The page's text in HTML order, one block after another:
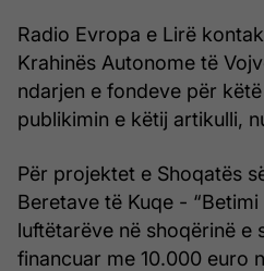
Radio Evropa e Lirë
Krahinës Autonome të
ndarjen e fondeve për
publikimin e këtij artikulli,
Për projektet e Shoqatës
Beretave të Kuqe -
luftëtarëve në shoqërinë e
financuar me 10.000 euro